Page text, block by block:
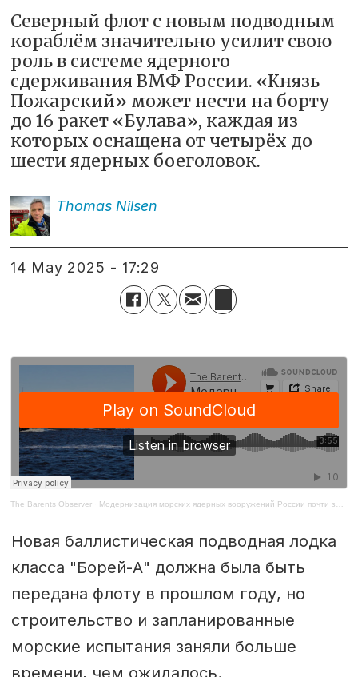
Северный флот с новым подводным
кораблём значительно усилит свою
роль в системе ядерного
сдерживания ВМФ России. «Князь
Пожарский» может нести на борту
до 16 ракет «Булава», каждая из
которых оснащена от четырёх до
шести ядерных боеголовок.
Thomas Nilsen
14 May 2025 - 17:29
The Barents Observer · Модернизация морских ядерных вооружений России почти завершена. В ход пущен новый ракетоносец для патрулирования Арктики.
Новая баллистическая подводная лодка
класса "Борей-А" должна была быть
передана флоту в прошлом году, но
строительство и запланированные
морские испытания заняли больше